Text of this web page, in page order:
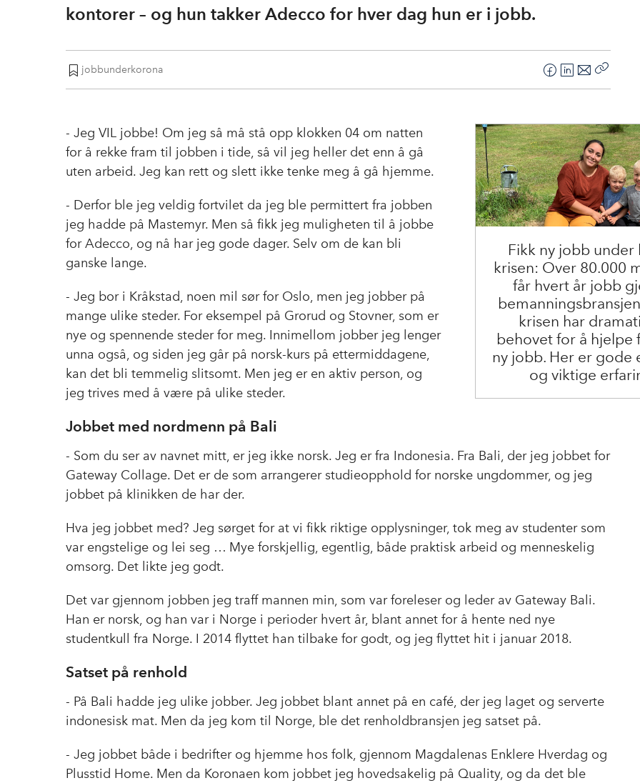
kontorer – og hun takker Adecco for hver dag hun er i jobb.
jobbunderkorona
F
e
b
o
o
k
L
k
e
d
I
n
E
o
s
t
Fikk ny jobb under
krisen: Over 80.000
får hvert år jobb
krisen har
behovet for å hjelpe
ny jobb. Her er gode
og viktige
- Jeg VIL jobbe! Om jeg så må stå opp klokken 04 om natten
for å rekke fram til jobben i tide, så vil jeg heller det enn å gå
uten arbeid. Jeg kan rett og slett ikke tenke meg å gå hjemme.
- Derfor ble jeg veldig fortvilet da jeg ble permittert fra jobben
jeg hadde på Mastemyr. Men så fikk jeg muligheten til å jobbe
for Adecco, og nå har jeg gode dager. Selv om de kan bli
ganske lange.
- Jeg bor i Kråkstad, noen mil sør for Oslo, men jeg jobber på
mange ulike steder. For eksempel på Grorud og Stovner, som er
nye og spennende steder for meg. Innimellom jobber jeg lenger
unna også, og siden jeg går på norsk-kurs på ettermiddagene,
kan det bli temmelig slitsomt. Men jeg er en aktiv person, og
jeg trives med å være på ulike steder.
Jobbet med nordmenn på Bali
- Som du ser av navnet mitt, er jeg ikke norsk. Jeg er fra Indonesia. Fra Bali, der jeg jobbet for
Gateway Collage. Det er de som arrangerer studieopphold for norske ungdommer, og jeg
jobbet på klinikken de har der.
Hva jeg jobbet med? Jeg sørget for at vi fikk riktige opplysninger, tok meg av studenter som
var engstelige og lei seg … Mye forskjellig, egentlig, både praktisk arbeid og menneskelig
omsorg. Det likte jeg godt.
Det var gjennom jobben jeg traff mannen min, som var foreleser og leder av Gateway Bali.
Han er norsk, og han var i Norge i perioder hvert år, blant annet for å hente ned nye
studentkull fra Norge. I 2014 flyttet han tilbake for godt, og jeg flyttet hit i januar 2018.
Satset på renhold
- På Bali hadde jeg ulike jobber. Jeg jobbet blant annet på en café, der jeg laget og serverte
indonesisk mat. Men da jeg kom til Norge, ble det renholdbransjen jeg satset på.
- Jeg jobbet både i bedrifter og hjemme hos folk, gjennom Magdalenas Enklere Hverdag og
Plusstid Home. Men da Koronaen kom jobbet jeg hovedsakelig på Quality, og da det ble